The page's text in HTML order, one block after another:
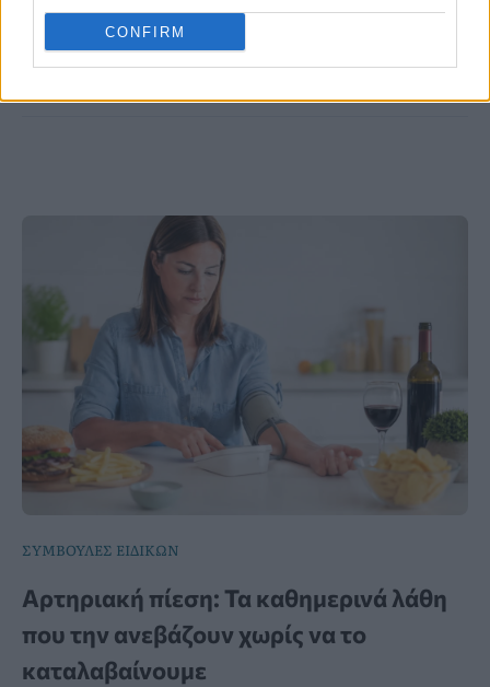
CONFIRM
ΣΥΜΒΟΥΛΕΣ ΕΙΔΙΚΩΝ
Αρτηριακή πίεση: Τα καθημερινά λάθη
που την ανεβάζουν χωρίς να το
καταλαβαίνουμε